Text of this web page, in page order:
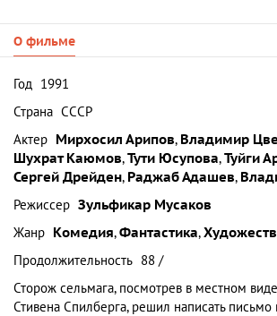
О фильме
Год 1991
Страна СССР
Актер Мирхосил Арипов, Владимир
Шухрат Каюмов,Тути Юсупова,Туйги
Сергей Дрейден, Раджаб Адашев,
Режиссер Зульфикар Мусаков
Жанр Комедия,Фантастика,
Продолжительность 88 /
Сторож сельмага, посмотрев в местном
Стивена Спилберга, решил написать письмо